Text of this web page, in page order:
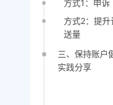
方式1：申诉
方式2：提升
送量
三、保持账户
实践分享